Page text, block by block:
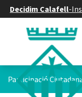
Decidim Calafell-
Participació